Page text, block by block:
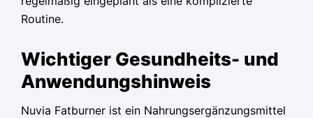
Routine.
Wichtiger Gesundheits- und
Anwendungshinweis
Nuvia Fatburner ist ein Nahrungsergänzungsmittel